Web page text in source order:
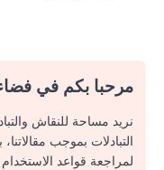
مرحبا بكم في فضاء
نريد مساحة للنقاش
التبادلات بموجب
لمراجعة قواعد الاستخدام